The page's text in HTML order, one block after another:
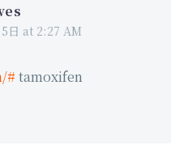
日 at 2:27 AM
# tamoxifen